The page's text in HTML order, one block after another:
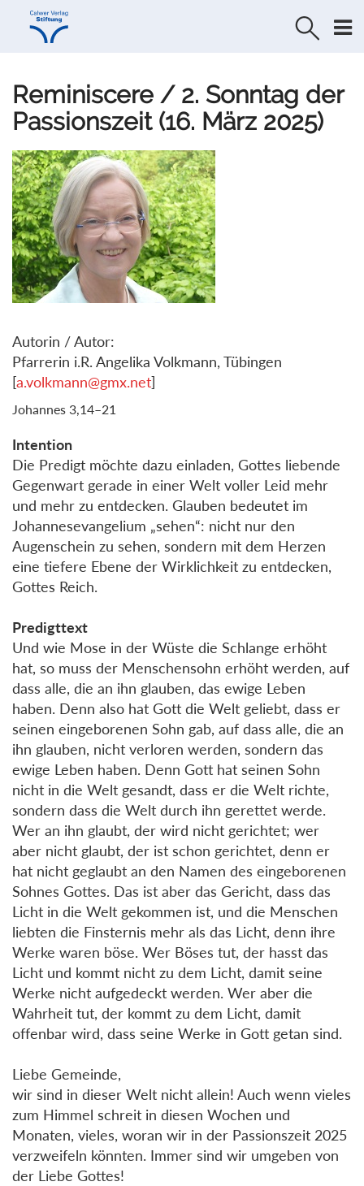
Direkt
Direkt
Reminiscere / 2. Sonntag der
Passionszeit (16. März 2025)
Autorin / Autor:
Pfarrerin i.R. Angelika Volkmann, Tübingen
[a.volkmann@gmx.net]
Johannes 3,14–21
Intention
Die Predigt möchte dazu einladen, Gottes liebende
Gegenwart gerade in einer Welt voller Leid mehr
und mehr zu entdecken. Glauben bedeutet im
Johannesevangelium „sehen“: nicht nur den
Augenschein zu sehen, sondern mit dem Herzen
eine tiefere Ebene der Wirklichkeit zu entdecken,
Gottes Reich.
Predigttext
Und wie Mose in der Wüste die Schlange erhöht
hat, so muss der Menschensohn erhöht werden, auf
dass alle, die an ihn glauben, das ewige Leben
haben. Denn also hat Gott die Welt geliebt, dass er
seinen eingeborenen Sohn gab, auf dass alle, die an
ihn glauben, nicht verloren werden, sondern das
ewige Leben haben. Denn Gott hat seinen Sohn
nicht in die Welt gesandt, dass er die Welt richte,
sondern dass die Welt durch ihn gerettet werde.
Wer an ihn glaubt, der wird nicht gerichtet; wer
aber nicht glaubt, der ist schon gerichtet, denn er
hat nicht geglaubt an den Namen des eingeborenen
Sohnes Gottes. Das ist aber das Gericht, dass das
Licht in die Welt gekommen ist, und die Menschen
liebten die Finsternis mehr als das Licht, denn ihre
Werke waren böse. Wer Böses tut, der hasst das
Licht und kommt nicht zu dem Licht, damit seine
Werke nicht aufgedeckt werden. Wer aber die
Wahrheit tut, der kommt zu dem Licht, damit
offenbar wird, dass seine Werke in Gott getan sind.
Liebe Gemeinde,
wir sind in dieser Welt nicht allein! Auch wenn vieles
zum Himmel schreit in diesen Wochen und
Monaten, vieles, woran wir in der Passionszeit 2025
verzweifeln könnten. Immer sind wir umgeben von
der Liebe Gottes!